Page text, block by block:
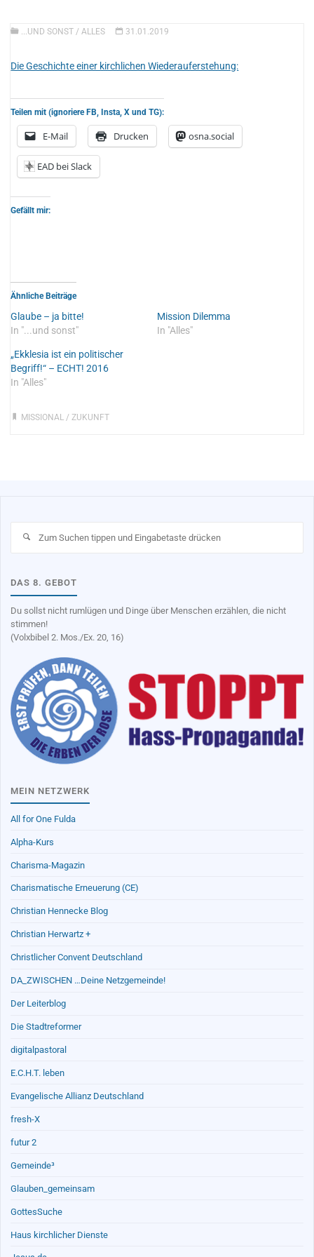
...UND SONST / ALLES 31.01.2019
Die Geschichte einer kirchlichen Wiederauferstehung:
Teilen mit (ignoriere FB, Insta, X und TG):
E-Mail Drucken osna.social
EAD bei Slack
Gefällt mir:
Ähnliche Beiträge
Glaube – ja bitte!
In "...und sonst"
Mission Dilemma
In "Alles"
„Ekklesia ist ein politischer
Begriff!“ – ECHT! 2016
In "Alles"
MISSIONAL / ZUKUNFT
DAS 8. GEBOT
Du sollst nicht rumlügen und Dinge über Menschen erzählen, die nicht
stimmen!
(Volxbibel 2. Mos./Ex. 20, 16)
MEIN NETZWERK
All for One Fulda
Alpha-Kurs
Charisma-Magazin
Charismatische Erneuerung (CE)
Christian Hennecke Blog
Christian Herwartz +
Christlicher Convent Deutschland
DA_ZWISCHEN …Deine Netzgemeinde!
Der Leiterblog
Die Stadtreformer
digitalpastoral
E.C.H.T. leben
Evangelische Allianz Deutschland
fresh-X
futur 2
Gemeinde³
Glauben_gemeinsam
GottesSuche
Haus kirchlicher Dienste